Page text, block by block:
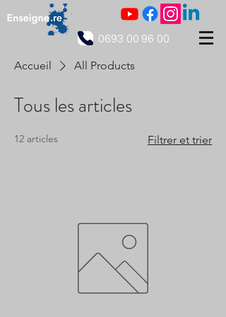
0693 00 96 00
Accueil All Products
Tous les articles
12 articles Filtrer et trier